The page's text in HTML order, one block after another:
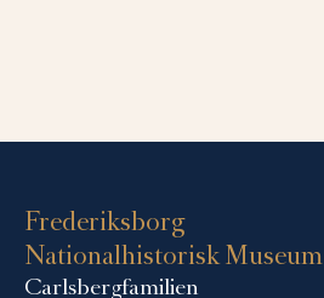
Frederiksborg
Nationalhistorisk Museum
Carlsbergfamilien